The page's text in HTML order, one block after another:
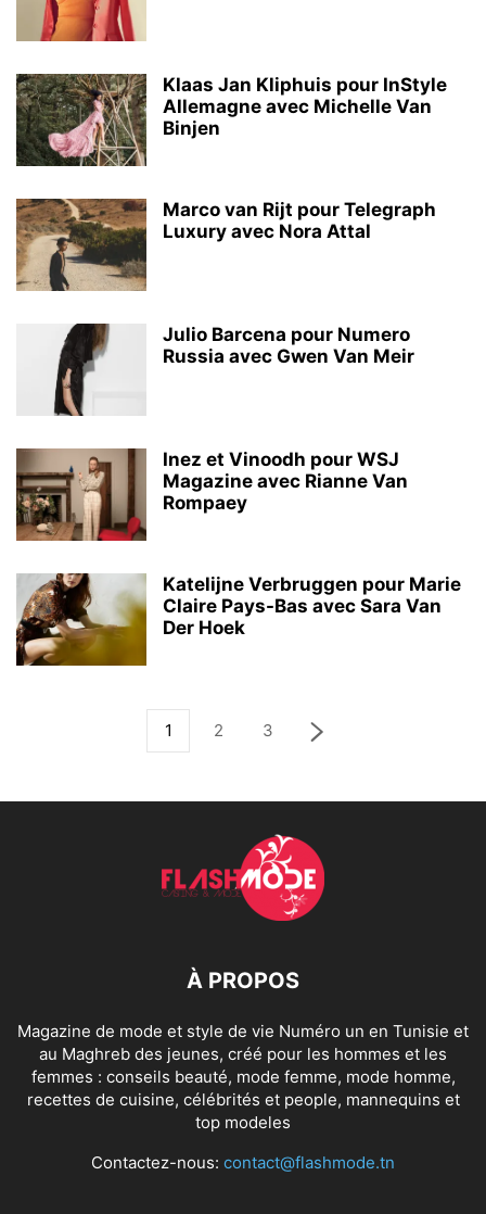
Klaas Jan Kliphuis pour InStyle
Allemagne avec Michelle Van
Binjen
Marco van Rijt pour Telegraph
Luxury avec Nora Attal
Julio Barcena pour Numero
Russia avec Gwen Van Meir
Inez et Vinoodh pour WSJ
Magazine avec Rianne Van
Rompaey
Katelijne Verbruggen pour Marie
Claire Pays-Bas avec Sara Van
Der Hoek
1 2 3
À PROPOS
Magazine de mode et style de vie Numéro un en Tunisie et
au Maghreb des jeunes, créé pour les hommes et les
femmes : conseils beauté, mode femme, mode homme,
recettes de cuisine, célébrités et people, mannequins et
top modeles
Contactez-nous: contact@flashmode.tn